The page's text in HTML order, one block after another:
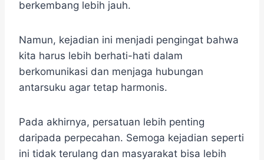
berkembang lebih jauh.
Namun, kejadian ini menjadi pengingat bahwa
kita harus lebih berhati-hati dalam
berkomunikasi dan menjaga hubungan
antarsuku agar tetap harmonis.
Pada akhirnya, persatuan lebih penting
daripada perpecahan. Semoga kejadian seperti
ini tidak terulang dan masyarakat bisa lebih